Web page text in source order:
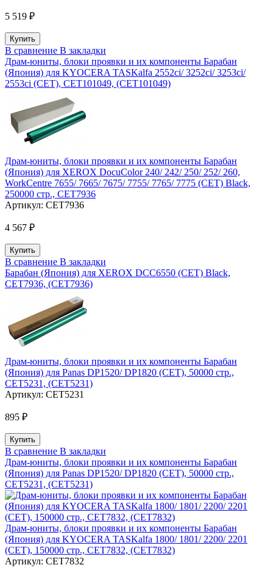
5 519 ₽
В сравнение В закладки
Драм-юниты, блоки проявки и их компоненты Барабан
(Япония) для KYOCERA TASKalfa 2552ci/ 3252ci/ 3253ci/
2553ci (CET), CET101049, (CET101049)
Драм-юниты, блоки проявки и их компоненты Барабан
(Япония) для XEROX DocuColor 240/ 242/ 250/ 252/ 260,
WorkCentre 7655/ 7665/ 7675/ 7755/ 7765/ 7775 (CET) Black,
250000 стр., CET7936
Артикул: CET7936
4 567 ₽
В сравнение В закладки
Барабан (Япония) для XEROX DCC6550 (CET) Black,
CET7936, (CET7936)
Драм-юниты, блоки проявки и их компоненты Барабан
(Япония) для Panas DP1520/ DP1820 (CET), 50000 стр.,
CET5231, (CET5231)
Артикул: CET5231
895 ₽
В сравнение В закладки
Драм-юниты, блоки проявки и их компоненты Барабан
(Япония) для Panas DP1520/ DP1820 (CET), 50000 стр.,
CET5231, (CET5231)
Драм-юниты, блоки проявки и их компоненты Барабан
(Япония) для KYOCERA TASKalfa 1800/ 1801/ 2200/ 2201
(CET), 150000 стр., CET7832, (CET7832)
Артикул: CET7832